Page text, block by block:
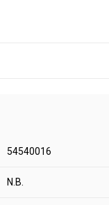
54540016
N.B.